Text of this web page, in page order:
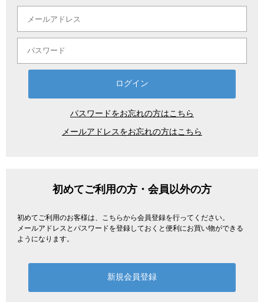
パスワードをお忘れの方はこちら
メールアドレスをお忘れの方はこちら
初めてご利用の方・会員以外の方
初めてご利用のお客様は、こちらから会員登録を行ってください。
メールアドレスとパスワードを登録しておくと便利にお買い物ができる
ようになります。